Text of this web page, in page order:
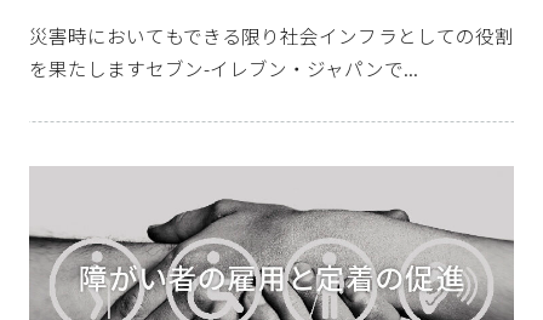
災害時においてもできる限り社会インフラとしての役割
を果たしますセブン-イレブン・ジャパンで...